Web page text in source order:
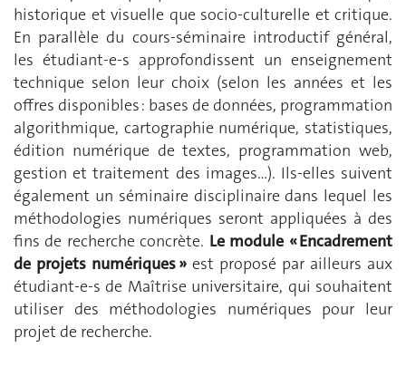
historique et visuelle que socio-culturelle et critique.
En parallèle du cours-séminaire introductif général,
les étudiant-e-s approfondissent un enseignement
technique selon leur choix (selon les années et les
offres disponibles : bases de données, programmation
algorithmique, cartographie numérique, statistiques,
édition numérique de textes, programmation web,
gestion et traitement des images…). Ils-elles suivent
également un séminaire disciplinaire dans lequel les
méthodologies numériques seront appliquées à des
fins de recherche concrète. Le module « Encadrement
de projets numériques » est proposé par ailleurs aux
étudiant-e-s de Maîtrise universitaire, qui souhaitent
utiliser des méthodologies numériques pour leur
projet de recherche.